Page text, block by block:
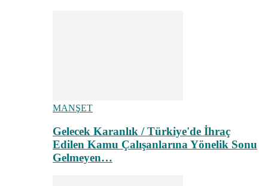
MANŞET
Gelecek Karanlık / Türkiye'de İhraç
Edilen Kamu Çalışanlarına Yönelik Sonu
Gelmeyen…